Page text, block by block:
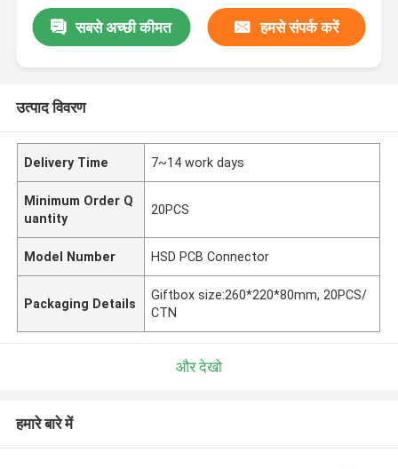
सबसे अच्छी कीमत हमसे संपर्क करें
उत्पाद विवरण
Delivery Time 7~14 work days
Minimum Order Q
uantity
20PCS
Model Number HSD PCB Connector
Packaging Details
Giftbox size:260*220*80mm, 20PCS/
CTN
और देखो
हमारे बारे में